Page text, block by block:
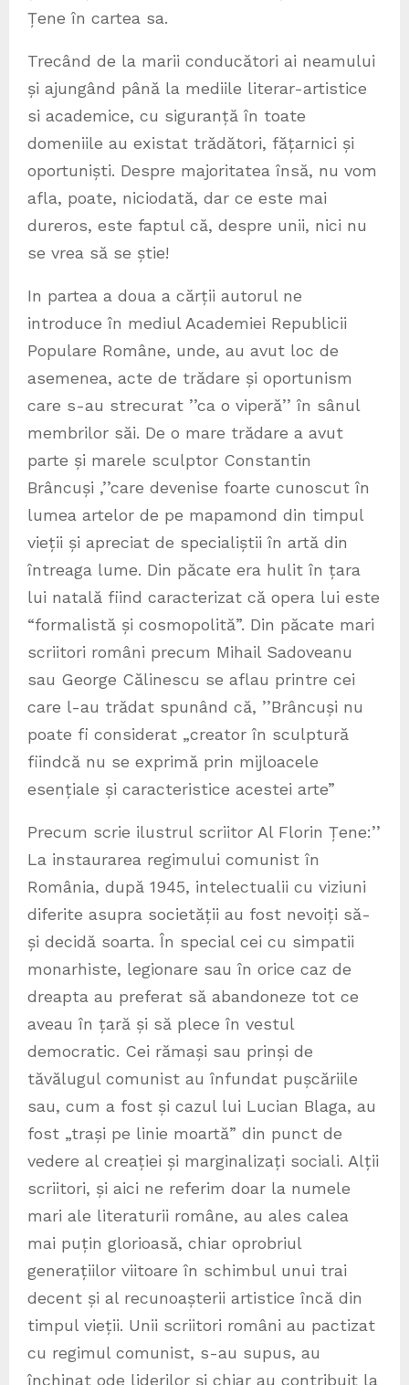
Țene în cartea sa.
Trecând de la marii conducători ai neamului
și ajungând până la mediile literar-artistice
si academice, cu siguranță în toate
domeniile au existat trădători, fățarnici și
oportuniști. Despre majoritatea însă, nu vom
afla, poate, niciodată, dar ce este mai
dureros, este faptul că, despre unii, nici nu
se vrea să se știe!
In partea a doua a cărții autorul ne
introduce în mediul Academiei Republicii
Populare Române, unde, au avut loc de
asemenea, acte de trădare și oportunism
care s-au strecurat ’’ca o viperă’’ în sânul
membrilor săi. De o mare trădare a avut
parte și marele sculptor Constantin
Brâncuși ‚’’care devenise foarte cunoscut în
lumea artelor de pe mapamond din timpul
vieții și apreciat de specialiștii în artă din
întreaga lume. Din păcate era hulit în țara
lui natală fiind caracterizat că opera lui este
“formalistă și cosmopolită”. Din păcate mari
scriitori români precum Mihail Sadoveanu
sau George Călinescu se aflau printre cei
care l-au trădat spunând că‚ ’’Brâncuși nu
poate fi considerat „creator în sculptură
fiindcă nu se exprimă prin mijloacele
esențiale și caracteristice acestei arte”
Precum scrie ilustrul scriitor Al Florin Țene:’’
La instaurarea regimului comunist în
România, după 1945, intelectualii cu viziuni
diferite asupra societății au fost nevoiți să-
și decidă soarta. În special cei cu simpatii
monarhiste, legionare sau în orice caz de
dreapta au preferat să abandoneze tot ce
aveau în țară și să plece în vestul
democratic. Cei rămași sau prinși de
tăvălugul comunist au înfundat pușcăriile
sau, cum a fost și cazul lui Lucian Blaga, au
fost „trași pe linie moartă” din punct de
vedere al creației și marginalizați sociali. Alții
scriitori, și aici ne referim doar la numele
mari ale literaturii române, au ales calea
mai puțin glorioasă, chiar oprobriul
generațiilor viitoare în schimbul unui trai
decent și al recunoașterii artistice încă din
timpul vieții. Unii scriitori români au pactizat
cu regimul comunist, s-au supus, au
închinat ode liderilor și chiar au contribuit la